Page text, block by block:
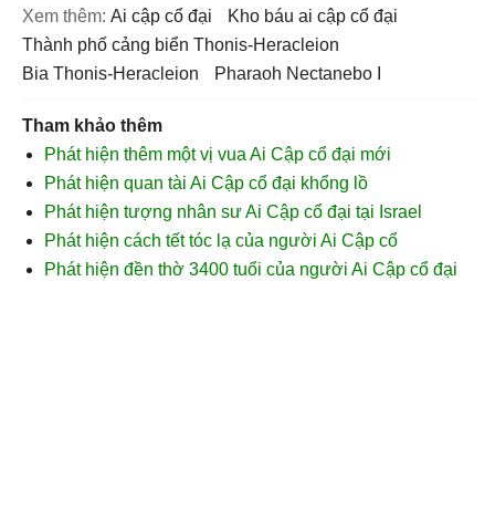
Xem thêm: ai cập cổ đại
kho báu ai cập cổ đại
thành phố cảng biển Thonis-Heracleion
Bia Thonis-Heracleion
Pharaoh Nectanebo I
Tham khảo thêm
Phát hiện thêm một vị vua Ai Cập cổ đại mới
Phát hiện quan tài Ai Cập cổ đại khổng lồ
Phát hiện tượng nhân sư Ai Cập cổ đại tại Israel
Phát hiện cách tết tóc lạ của người Ai Cập cổ
Phát hiện đền thờ 3400 tuổi của người Ai Cập cổ đại